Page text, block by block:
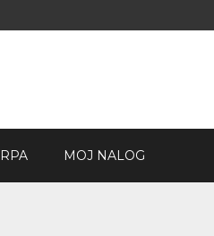
MOJ NALOG